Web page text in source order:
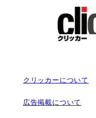
クリッカーについて
広告掲載について